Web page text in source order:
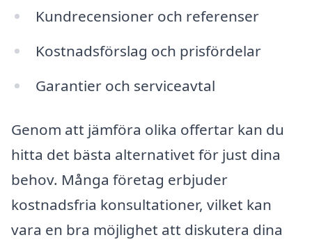
Kundrecensioner och referenser
Kostnadsförslag och prisfördelar
Garantier och serviceavtal
Genom att jämföra olika offertar kan du
hitta det bästa alternativet för just dina
behov. Många företag erbjuder
kostnadsfria konsultationer, vilket kan
vara en bra möjlighet att diskutera dina